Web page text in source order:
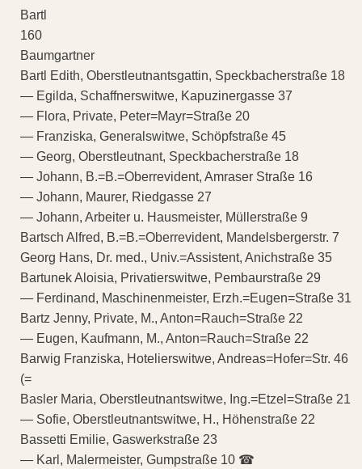
Bartl
160
Baumgartner
Bartl Edith, Oberstleutnantsgattin, Speckbacherstraße 18
— Egilda, Schaffnerswitwe, Kapuzinergasse 37
— Flora, Private, Peter=Mayr=Straße 20
— Franziska, Generalswitwe, Schöpfstraße 45
— Georg, Oberstleutnant, Speckbacherstraße 18
— Johann, B.=B.=Oberrevident, Amraser Straße 16
— Johann, Maurer, Riedgasse 27
— Johann, Arbeiter u. Hausmeister, Müllerstraße 9
Bartsch Alfred, B.=B.=Oberrevident, Mandelsbergerstr. 7
Georg Hans, Dr. med., Univ.=Assistent, Anichstraße 35
Bartunek Aloisia, Privatierswitwe, Pembaurstraße 29
— Ferdinand, Maschinenmeister, Erzh.=Eugen=Straße 31
Bartz Jenny, Private, M., Anton=Rauch=Straße 22
— Eugen, Kaufmann, M., Anton=Rauch=Straße 22
Barwig Franziska, Hotelierswitwe, Andreas=Hofer=Str. 46
(=
Basler Maria, Oberstleutnantswitwe, Ing.=Etzel=Straße 21
— Sofie, Oberstleutnantswitwe, H., Höhenstraße 22
Bassetti Emilie, Gaswerkstraße 23
— Karl, Malermeister, Gumpstraße 10 ☎